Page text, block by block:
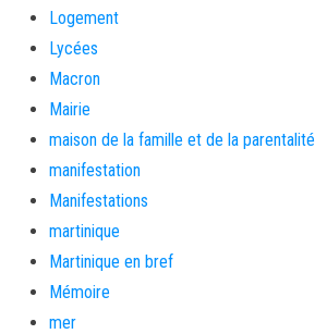
Logement
Lycées
Macron
Mairie
maison de la famille et de la parentalité
manifestation
Manifestations
martinique
Martinique en bref
Mémoire
mer